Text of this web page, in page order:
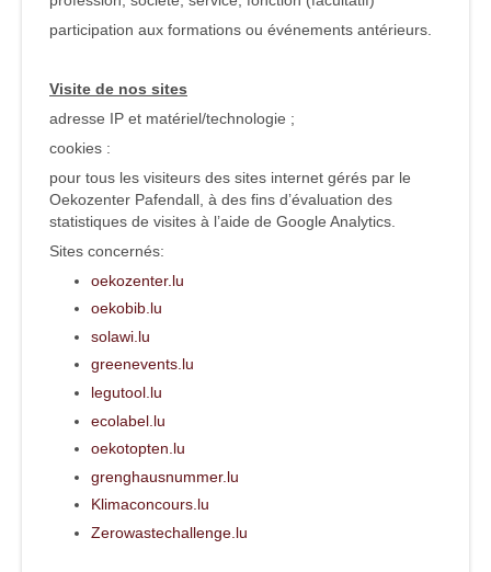
participation aux formations ou événements antérieurs.
Visite de nos sites
adresse IP et matériel/technologie ;
cookies :
pour tous les visiteurs des sites internet gérés par le
Oekozenter Pafendall, à des fins d’évaluation des
statistiques de visites à l’aide de Google Analytics.
Sites concernés:
oekozenter.lu
oekobib.lu
solawi.lu
greenevents.lu
legutool.lu
ecolabel.lu
oekotopten.lu
grenghausnummer.lu
Klimaconcours.lu
Zerowastechallenge.lu